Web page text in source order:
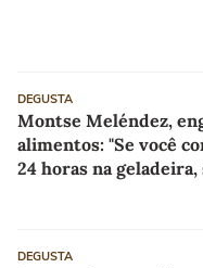
DEGUSTA
Montse Meléndez,
alimentos: "Se você
24 horas na
DEGUSTA